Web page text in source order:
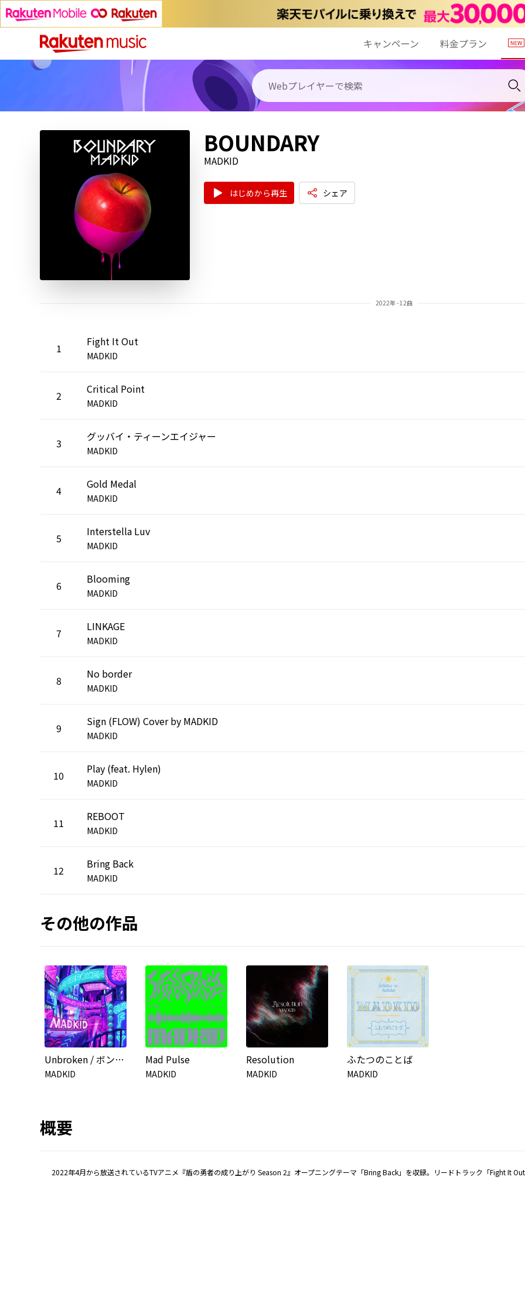
キャンペーン 料金プラン
BOUNDARY
MADKID
はじめから再生 シェア
2022年 - 12曲
1 Fight It Out
MADKID
2 Critical Point
MADKID
3 グッバイ・ティーンエイジャー
MADKID
4 Gold Medal
MADKID
5 Interstella Luv
MADKID
6 Blooming
MADKID
7 LINKAGE
MADKID
8 No border
MADKID
9 Sign (FLOW) Cover by MADKID
MADKID
10 Play (feat. Hylen)
MADKID
11 REBOOT
MADKID
12 Bring Back
MADKID
その他の作品
Unbroken / ボンバラマン
MADKID
Mad Pulse
MADKID
Resolution
MADKID
ふたつのことば
MADKID
概要
2022年4月から放送されているTVアニメ『盾の勇者の成り上がり Season 2』オープニングテーマ「Bring Back」を収録。リードトラック「Fight It